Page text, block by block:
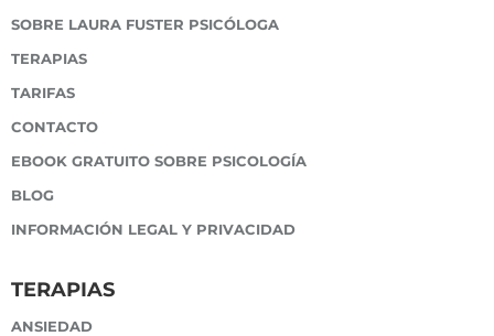
SOBRE LAURA FUSTER PSICÓLOGA
TERAPIAS
TARIFAS
CONTACTO
EBOOK GRATUITO SOBRE PSICOLOGÍA
BLOG
INFORMACIÓN LEGAL Y PRIVACIDAD
TERAPIAS
ANSIEDAD